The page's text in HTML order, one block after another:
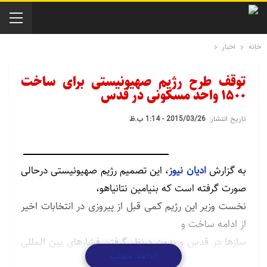
خانه اخبار
توقف طرح رژیم صهیونیستی برای ساخت
1500 واحد مسکونی در قدس
تاریخ انتشار: 2015/03/26 - 1:14 ب.ظ
به گزارشادیان نیوز، این تصمیم رژیم صهیونیستی درحالی
صورت گرفته است که بنیامین نتانیاهو،
نخست وزیر این رژیم کمی قبل از پیروزی در انتخابات اخیر
از ادامه ساخت‌ و
سازها در قدس و بدون درنظر گرفتن فشارهای بین المللی
ادامه مطلب